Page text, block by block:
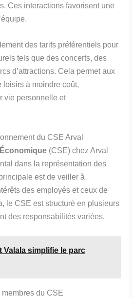
Ces interactions favorisent une
des tarifs préférentiels pour
tels que des concerts, des
d’attractions. Cela permet aux
loisirs à moindre coût,
vie personnelle et
du CSE Arval
(CSE) chez Arval
dans la représentation des
est de veiller à
des employés et ceux de
le CSE est structuré en plusieurs
des responsabilités variées.
Valala simplifie le parc
du CSE